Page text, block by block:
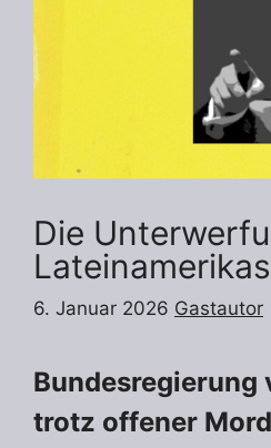
Die
Lateinamerikas
6. Januar 2026 Gastautor
Bundesregierung
trotz offener